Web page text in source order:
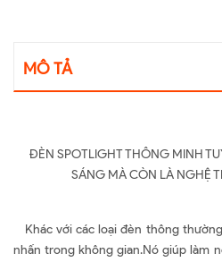
MÔ TẢ
ĐÈN SPOTLIGHT THÔNG MINH
SÁNG MÀ CÒN LÀ NGHỆ
Khác với các loại đèn thông
nhấn trong không gian.Nó giúp làm